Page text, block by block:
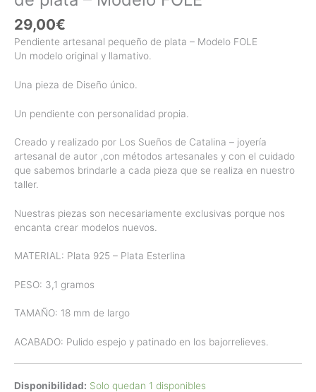
29,00€
Pendiente artesanal pequeño de plata – Modelo FOLE
Un modelo original y llamativo.
Una pieza de Diseño único.
Un pendiente con personalidad propia.
Creado y realizado por Los Sueños de Catalina – joyería
artesanal de autor ,con métodos artesanales y con el cuidado
que sabemos brindarle a cada pieza que se realiza en nuestro
taller.
Nuestras piezas son necesariamente exclusivas porque nos
encanta crear modelos nuevos.
MATERIAL: Plata 925 – Plata Esterlina
PESO: 3,1 gramos
TAMAÑO: 18 mm de largo
ACABADO: Pulido espejo y patinado en los bajorrelieves.
Disponibilidad: Solo quedan 1 disponibles